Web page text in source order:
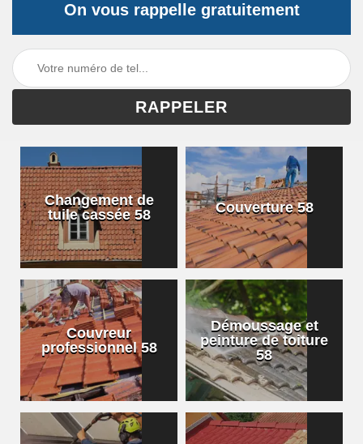
On vous rappelle gratuitement
Changement de
tuile cassée 58
Couverture 58
Couvreur
professionnel 58
Démoussage et
peinture de toiture
58